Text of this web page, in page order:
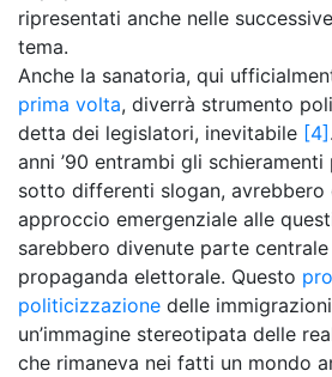
ripresentati anche nelle
tema.
Anche la sanatoria, qui
prima volta, diverrà strumento
detta dei legislatori, inevitabile [4]
anni ’90 entrambi gli
sotto differenti slogan, avrebbero
approccio emergenziale alle
sarebbero divenute parte
propaganda elettorale. Questo
politicizzazione delle
un’immagine stereotipata delle
che rimaneva nei fatti un mondo